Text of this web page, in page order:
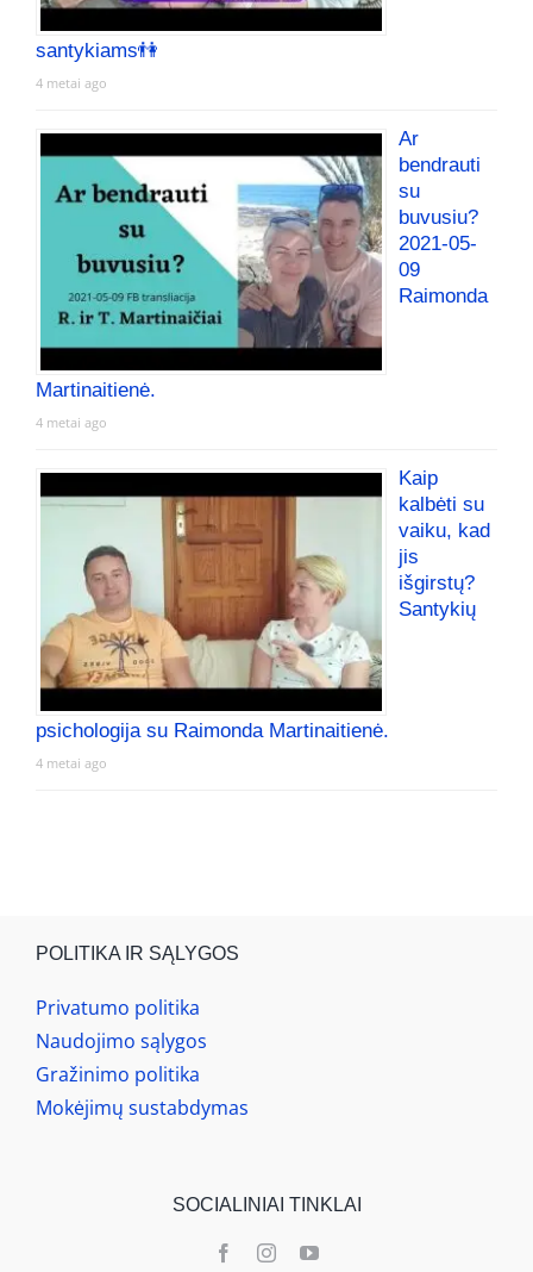
santykiams👫
4 metai ago
Ar
bendrauti
su
buvusiu?
2021-05-
09
Raimonda
Martinaitienė.
4 metai ago
Kaip
kalbėti su
vaiku, kad
jis
išgirstų?
Santykių
psichologija su Raimonda Martinaitienė.
4 metai ago
POLITIKA IR SĄLYGOS
Privatumo politika
Naudojimo sąlygos
Gražinimo politika
Mokėjimų sustabdymas
SOCIALINIAI TINKLAI